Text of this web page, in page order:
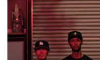
あ
る
ダ